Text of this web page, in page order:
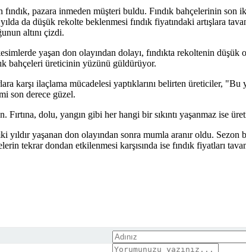
pazara inmeden müşteri buldu. Fındık bahçelerinin son
da düşük rekolte beklenmesi fındık fiyatındaki artışlara
altını çizdi.
yaşan don olayından dolayı, fındıkta rekoltenin
bahçeleri üreticinin yüzünü güldürüyor.
karşı ilaçlama mücadelesi yaptıklarını belirten üreticiler,
son derece güzel.
dolu, yangın gibi her hangi bir sıkıntı yaşanmaz ise
yaşanan don olayından sonra mumla aranır oldu.
tekrar dondan etkilenmesi karşısında ise fındık fiyatları